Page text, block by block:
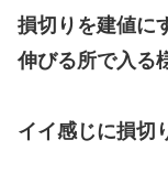
損切りを建値に
伸びる所で入る
イイ感じに損切